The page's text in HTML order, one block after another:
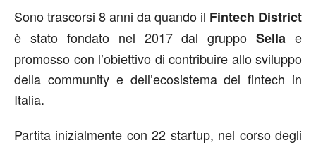
Sono trascorsi 8 anni da quando il Fintech District
è stato fondato nel 2017 dal gruppoSella e
promosso con l’obiettivo di contribuire allo sviluppo
della community e dell’ecosistema del fintech in
Italia.
Partita inizialmente con 22 startup, nel corso degli